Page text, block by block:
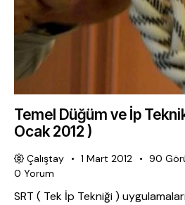
Temel Düğüm ve İp
Ocak 2012 )
Çalıştay 1 Mart 2012 90
0 Yorum
SRT ( Tek İp Tekniği )